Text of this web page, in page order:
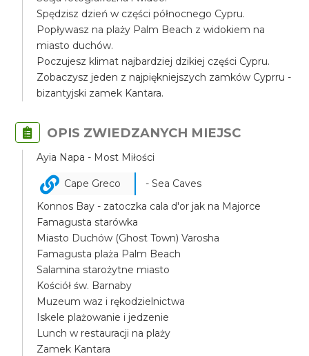
Spędzisz dzień w części północnego Cypru.
Popływasz na plaży Palm Beach z widokiem na
miasto duchów.
Poczujesz klimat najbardziej dzikiej części Cypru.
Zobaczysz jeden z najpiękniejszych zamków Cyprru -
bizantyjski zamek Kantara.
OPIS ZWIEDZANYCH MIEJSC
Ayia Napa - Most Miłości
Cape Greco
- Sea Caves
Konnos Bay - zatoczka cala d'or jak na Majorce
Famagusta starówka
Miasto Duchów (Ghost Town) Varosha
Famagusta plaża Palm Beach
Salamina starożytne miasto
Kościół św. Barnaby
Muzeum waz i rękodzielnictwa
Iskele plażowanie i jedzenie
Lunch w restauracji na plaży
Zamek Kantara